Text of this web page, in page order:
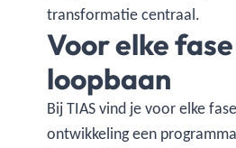
transformatie centraal.
Voor elke
loopbaan
Bij TIAS vind je voor elke
ontwikkeling een